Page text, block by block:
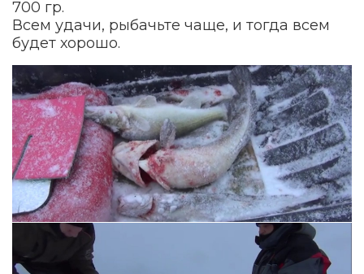
700 гр.
Всем удачи, рыбачьте чаще, и тогда всем
будет хорошо.